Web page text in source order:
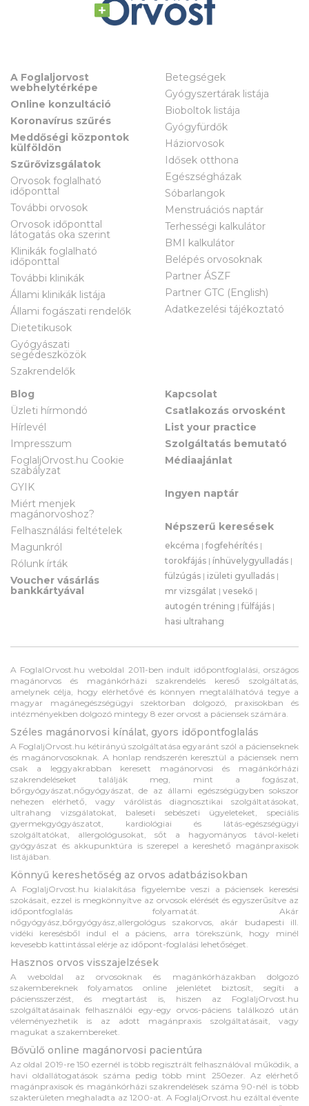
A Foglaljorvost
webhelytérképe
Online konzultáció
Koronavírus szűrés
Meddőségi központok
külföldön
Szűrővizsgálatok
Orvosok foglalható
időponttal
További orvosok
Orvosok időponttal
látogatás oka szerint
Klinikák foglalható
időponttal
További klinikák
Állami klinikák listája
Állami fogászati rendelők
Dietetikusok
Gyógyászati
segédeszközök
Szakrendelők
Betegségek
Gyógyszertárak listája
Bioboltok listája
Gyógyfürdők
Háziorvosok
Idősek otthona
Egészségházak
Sóbarlangok
Menstruációs naptár
Terhességi kalkulátor
BMI kalkulátor
Belépés orvosoknak
Partner ÁSZF
Partner GTC (English)
Adatkezelési tájékoztató
Blog
Üzleti hírmondó
Hírlevél
Impresszum
FoglaljOrvost.hu Cookie
szabályzat
GYIK
Miért menjek
magánorvoshoz?
Felhasználási feltételek
Magunkról
Rólunk írták
Voucher vásárlás
bankkártyával
Kapcsolat
Csatlakozás orvosként
List your practice
Szolgáltatás bemutató
Médiaajánlat
Ingyen naptár
Népszerű keresések
ekcéma |fogfehérítés |
torokfájás | ínhüvelygyulladás |
fülzúgás | izületi gyulladás |
mr vizsgálat | vesekő |
autogén tréning |fülfájás |
hasi ultrahang
A FoglalOrvost.hu weboldal 2011-ben indult időpontfoglalási, országos
magánorvos és magánkórházi szakrendelés kereső szolgáltatás,
amelynek célja, hogy elérhetővé és könnyen megtalálhatóvá tegye a
magyar magánegészségügyi szektorban dolgozó, praxisokban és
intézményekben dolgozó mintegy 8 ezer orvost a páciensek számára.
Széles magánorvosi kínálat, gyors időpontfoglalás
A FoglaljOrvost.hu kétirányú szolgáltatása egyaránt szól a pácienseknek
és magánorvosoknak. A honlap rendszerén keresztül a páciensek nem
csak a leggyakrabban keresett magánorvosi és magánkórházi
szakrendeléseket találják meg, mint a fogászat,
bőrgyógyászat,nőgyógyászat, de az állami egészségügyben sokszor
nehezen elérhető, vagy várólistás diagnosztikai szolgáltatásokat,
ultrahang vizsgálatokat, baleseti sebészeti ügyeleteket, speciális
gyermekgyógyászatot, kardiológiai és látás-egészségügyi
szolgáltatókat, allergológusokat, sőt a hagyományos távol-keleti
gyógyászat és akkupunktúra is szerepel a kereshető magánpraxisok
listájában.
Könnyű kereshetőség az orvos adatbázisokban
A FoglaljOrvost.hu kialakítása figyelembe veszi a páciensek keresési
szokásait, ezzel is megkönnyítve az orvosok elérését és egyszerűsítve az
időpontfoglalás folyamatát. Akár
nőgyógyász,bőrgyógyász,allergológus szakorvos, akár budapesti ill.
vidéki keresésből indul el a páciens, arra törekszünk, hogy minél
kevesebb kattintással elérje az időpont-foglalási lehetőséget.
Hasznos orvos visszajelzések
A weboldal az orvosoknak és magánkórházakban dolgozó
szakembereknek folyamatos online jelenlétet biztosít, segíti a
páciensszerzést, és megtartást is, hiszen az FoglaljOrvost.hu
szolgáltatásainak felhasználói egy-egy orvos-páciens találkozó után
véleményezhetik is az adott magánpraxis szolgáltatásait, vagy
magukat a szakembereket.
Bővülő online magánorvosi pacientúra
Az oldal 2019-re 150 ezernél is több regisztrált felhasználóval működik, a
havi oldallátogatások száma pedig több mint 250ezer. Az elérhető
magánpraxisok és magánkórházi szakrendelések száma 90-nél is több
szakterületen meghaladta az 1200-at. A FoglaljOrvost.hu ezáltal évente